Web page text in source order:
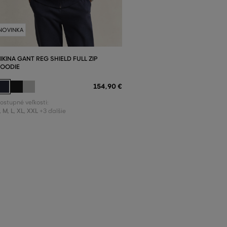
GANT REG SHIELD FULL ZIP
154,90 €
veľkosti:
, M, L, XL, XXL +3 ďalšie